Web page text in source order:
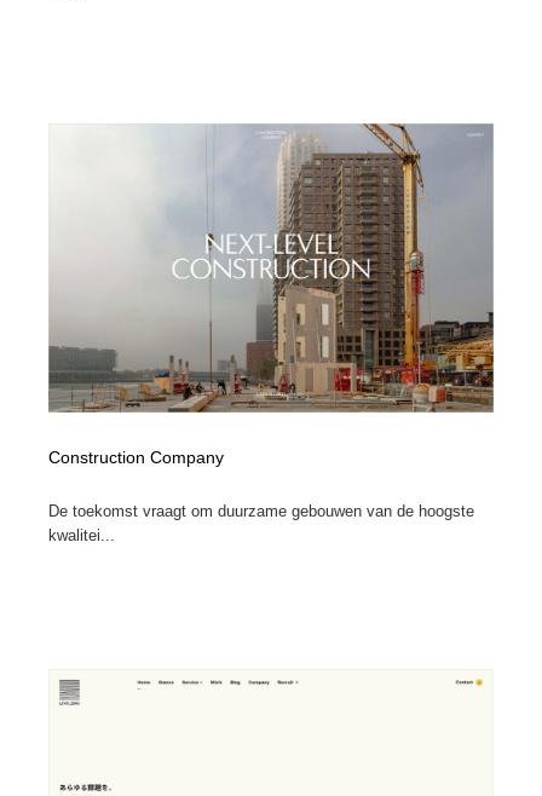
Construction Company
De toekomst vraagt om duurzame gebouwen van de hoogste
kwalitei...